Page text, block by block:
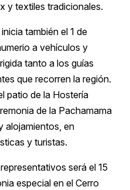
y textiles tradicionales.
también el 1 de
a vehículos y
tanto a los guías
que recorren la región.
patio de la Hostería
de la Pachamama
alojamientos, en
y turistas.
será el 15
especial en el Cerro